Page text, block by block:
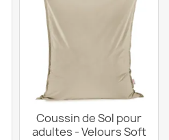
Coussin de Sol pour
adultes - Velours Soft